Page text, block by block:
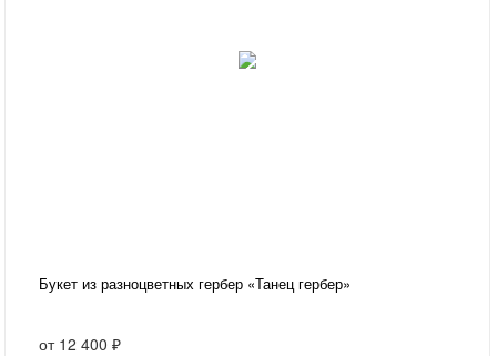
Букет из разноцветных гербер «Танец гербер»
от 12 400 ₽